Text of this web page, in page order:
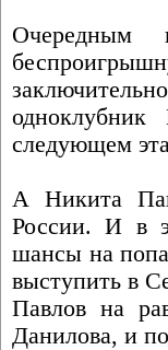
Очередным
следующем
А Никита
России. И в
шансы на
выступить в
Павлов на
Данилова, и